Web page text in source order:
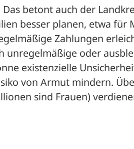
betont auch der
besser planen, etwa für
Zahlungen
unregelmäßige oder
existenzielle
von Armut mindern.
sind Frauen)